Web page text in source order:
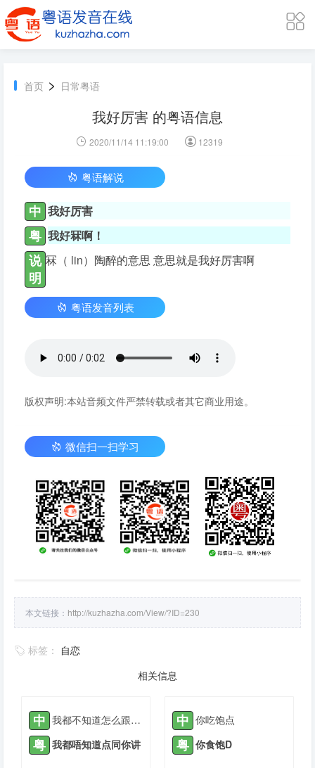
首页 > 日常粤语
我好厉害 的粤语信息
2020/11/14 11:19:00 12319
粤语解说
中 我好厉害
粤 我好冧啊！
说
明
冧（ lin）陶醉的意思 意思就是我好厉害啊
粤语发音列表
版权声明:本站音频文件严禁转载或者其它商业用途。
微信扫一扫学习
本文链接： http://kuzhazha.com/View/?ID=230
标签： 自恋
相关信息
中 我都不知道怎么跟你说
粤 我都唔知道点同你讲
中 你吃饱点
粤 你食饱D